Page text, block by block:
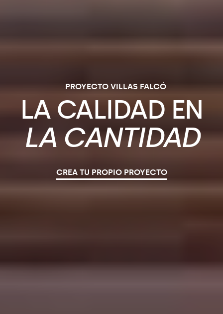
LACALIDAD EN
LA CANTIDAD
PROYECTO VILLAS FALCÓ
CREA TU PROPIO PROYECTO